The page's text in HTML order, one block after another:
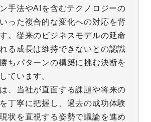
手法やAIを含むテクノロジーの
った複合的な変化への対応を背
。従来のビジネスモデルの延命
る成長は維持できないとの認識
ちパターンの構築に挑む決断を
ています。
、当社が直面する課題や将来の
丁寧に把握し、過去の成功体験
状を直視する姿勢で議論を進め